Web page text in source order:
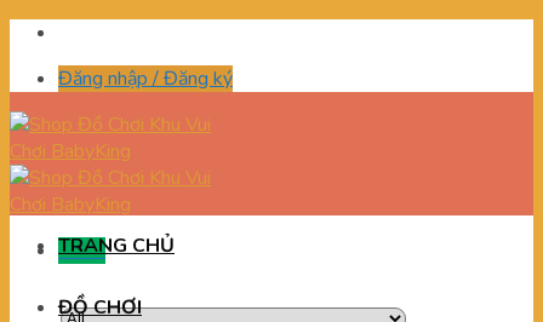
Skip
contentĐăng nhập / Đăng ký
Menu
TRANG CHỦ
ĐỒ CHƠI